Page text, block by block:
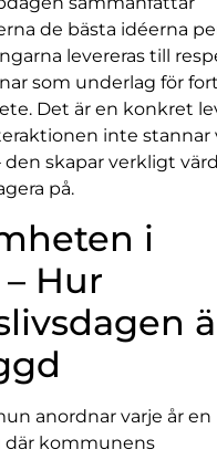
de bästa idéerna
levereras till
som underlag för
Det är en konkret
inte stannar
skapar verkligt
på.
i
Hur
anordnar varje år en
där kommunens